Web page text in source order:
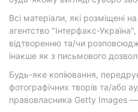
Всі матеріали, які розміщені
агентство "Інтерфакс-
відтворенню та/чи
інакше як з письмового
Будь-яке копіювання,
фотографічних творів та/або
правовласника Getty Images